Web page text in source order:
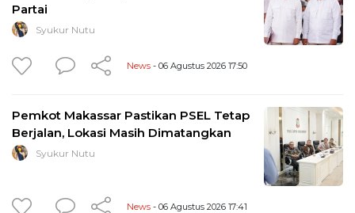
Partai
Syukur Nutu
News - 06 Agustus 2026 17:50
Pemkot Makassar Pastikan PSEL Tetap
Berjalan, Lokasi Masih Dimatangkan
Syukur Nutu
News - 06 Agustus 2026 17:41